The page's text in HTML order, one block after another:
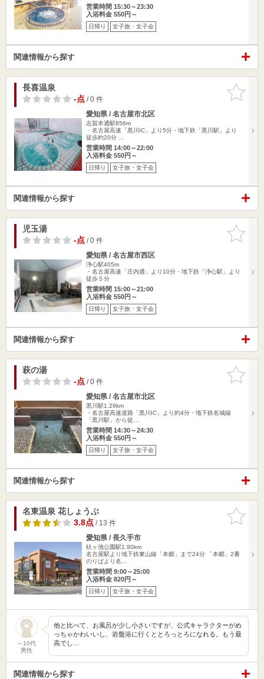
営業時間 15:30～23:30
入浴料金 550円～
日帰り 女子旅・女子会
関連情報から探す
お気に入
りに追加
長喜温泉
-点/ 0 件
愛知県 / 名古屋市北区
志賀本通駅856m
・名古屋高速「黒川IC」より5分・地下鉄「黒川駅」より
徒歩約20分 …
営業時間 14:00～22:00
入浴料金 550円～
日帰り 女子旅・女子会
関連情報から探す
お気に入
りに追加
児玉湯
-点/ 0 件
愛知県 / 名古屋市西区
浄心駅405m
・名古屋高速「庄内通」より10分・地下鉄「浄心駅」より
徒歩５分
営業時間 15:00～21:00
入浴料金 550円～
日帰り 女子旅・女子会
関連情報から探す
お気に入
りに追加
萩の湯
-点/ 0 件
愛知県 / 名古屋市北区
黒川駅1.29km
・名古屋高速道路「黒川IC」より約4分・地下鉄名城線
「黒川駅」から徒…
営業時間 14:30～24:30
入浴料金 550円～
日帰り 女子旅・女子会
関連情報から探す
お気に入
りに追加
名東温泉 花しょうぶ
3.8点/ 13 件
愛知県 / 長久手市
杁ヶ池公園駅1.90km
名古屋駅より地下鉄東山線「本郷」まで24分 「本郷」2番
のりばより名…
営業時間 9:00～25:00
入浴料金 820円～
日帰り 女子旅・女子会
～10代
男性
他と比べて、お風呂が少し小さいですが、公式キャラクターがめ
っちゃかわいいし、岩盤浴に行くととろっとろになれる。もう最
高でし…
関連情報から探す